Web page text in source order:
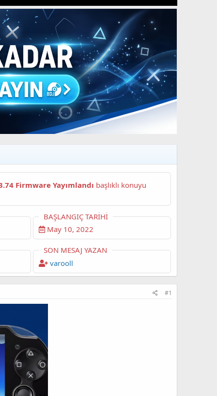
Firmware Yayımlandı başlıklı konuyu
BAŞLANGIÇ TARIHI
May 10, 2022
SON MESAJ YAZAN
varooll
#1